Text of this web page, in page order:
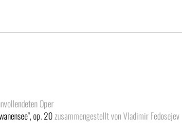
Oper
op. 20zusammengestellt von Vladimir Fedosejev